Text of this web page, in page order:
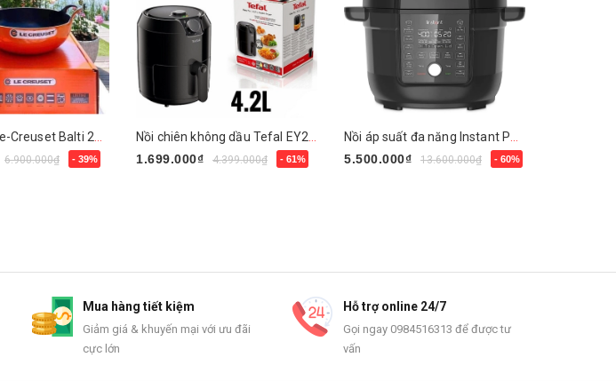
6.900.000₫ - 39%
1.699.000₫
4.399.000₫ - 61%
5.500.000₫
13.600.000₫ - 60%
Mua hàng tiết kiệm
Giảm giá & khuyến mại với ưu đãi
cực lớn
Hỗ trợ online 24/7
Gọi ngay 0984516313 để được tư
vấn